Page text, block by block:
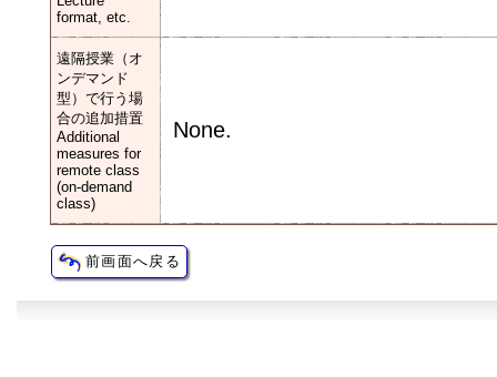
format, etc.
遠隔授業（オ
ンデマンド
型）で行う場
合の追加措置
Additional
measures for
remote class
(on-demand
class)
None.